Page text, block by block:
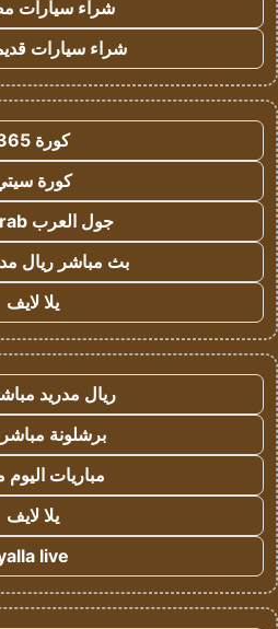
شراء سيارات
شراء سيارات
كورة 365
كورة
جول العرب goalarab
بث مباشر ريال
يلا لايف
ريال مدريد
برشلونة مباشر
مباريات اليوم
يلا لايف
live